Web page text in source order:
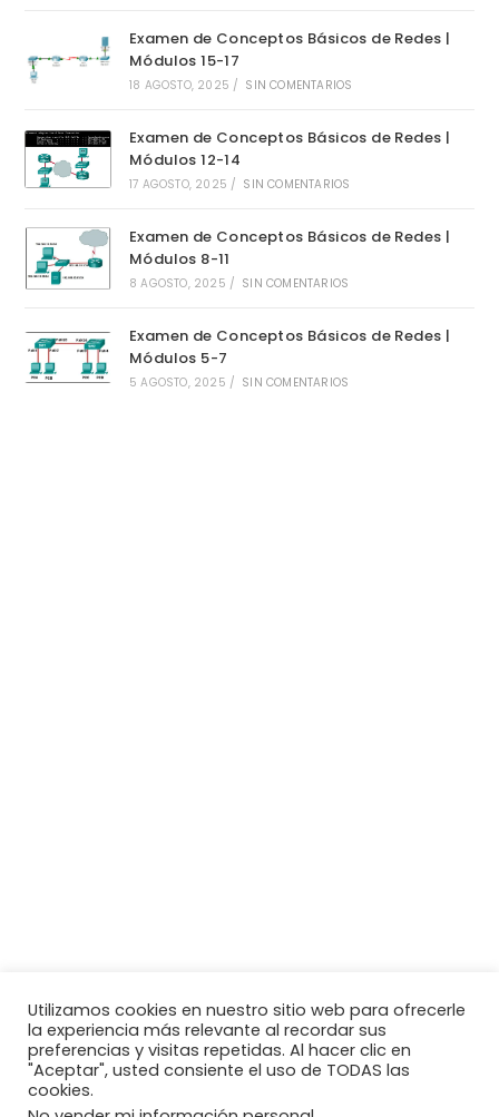
Examen de Conceptos Básicos de Redes |
Módulos 15-17
18 AGOSTO, 2025 / SIN COMENTARIOS
Examen de Conceptos Básicos de Redes |
Módulos 12-14
17 AGOSTO, 2025 / SIN COMENTARIOS
Examen de Conceptos Básicos de Redes |
Módulos 8-11
8 AGOSTO, 2025 / SIN COMENTARIOS
Examen de Conceptos Básicos de Redes |
Módulos 5-7
5 AGOSTO, 2025 / SIN COMENTARIOS
Utilizamos cookies en nuestro sitio web para ofrecerle
la experiencia más relevante al recordar sus
preferencias y visitas repetidas. Al hacer clic en
"Aceptar", usted consiente el uso de TODAS las
cookies.